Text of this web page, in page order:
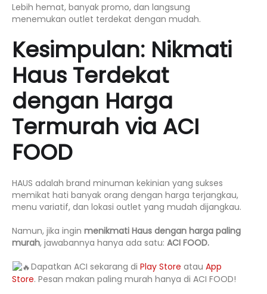
Lebih hemat, banyak promo, dan langsung
menemukan outlet terdekat dengan mudah.
Kesimpulan: Nikmati
Haus Terdekat
dengan Harga
Termurah via ACI
FOOD
HAUS adalah brand minuman kekinian yang sukses
memikat hati banyak orang dengan harga terjangkau,
menu variatif, dan lokasi outlet yang mudah dijangkau.
Namun, jika ingin menikmati Haus dengan harga paling
murah, jawabannya hanya ada satu: ACI FOOD.
Dapatkan ACI sekarang di Play Store atau App
Store. Pesan makan paling murah hanya di ACI FOOD!